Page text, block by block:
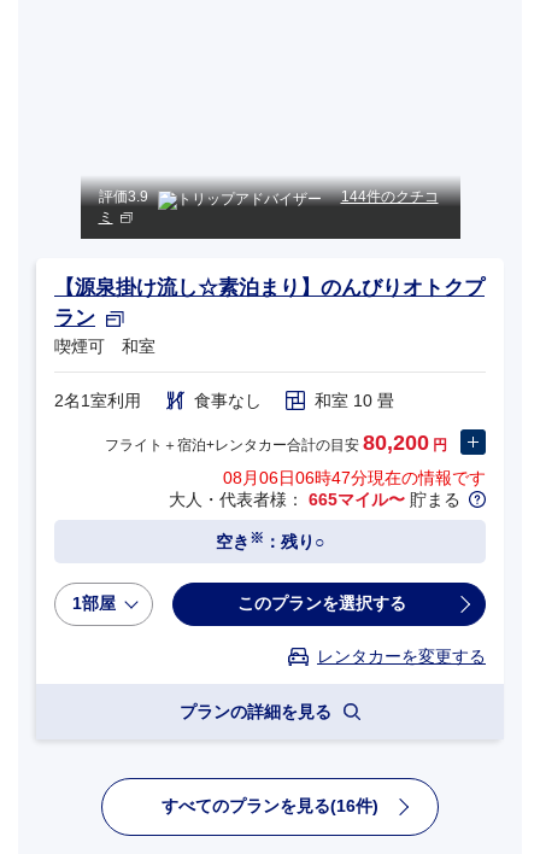
評価3.9
144件のクチコ
ミ
【源泉掛け流し☆素泊まり】のんびりオトクプ
ラン
喫煙可 和室
2名1室利用 食事なし 和室 10 畳
フライト＋宿泊+レンタカー合計の目安 80,200 円
08月06日06時47分現在の情報です
大人・代表者様： 665マイル〜 貯まる
空き ※ ：残り○
1部屋 このプランを選択する
レンタカーを変更する
プランの詳細を見る
すべてのプランを見る(16件)